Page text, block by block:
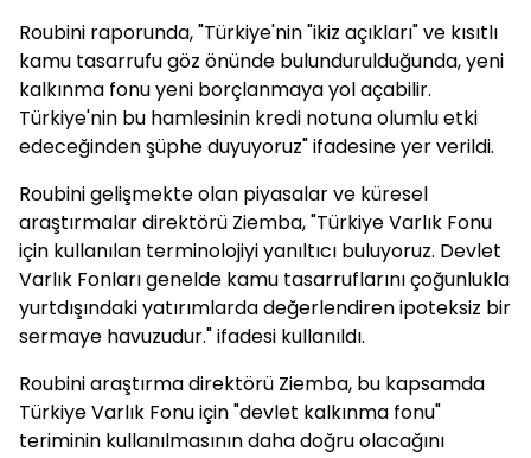
Roubini raporunda, "Türkiye'nin "ikiz açıkları" ve kısıtlı
kamu tasarrufu göz önünde bulundurulduğunda, yeni
kalkınma fonu yeni borçlanmaya yol açabilir.
Türkiye'nin bu hamlesinin kredi notuna olumlu etki
edeceğinden şüphe duyuyoruz" ifadesine yer verildi.
Roubini gelişmekte olan piyasalar ve küresel
araştırmalar direktörü Ziemba, "Türkiye Varlık Fonu
için kullanılan terminolojiyi yanıltıcı buluyoruz. Devlet
Varlık Fonları genelde kamu tasarruflarını çoğunlukla
yurtdışındaki yatırımlarda değerlendiren ipoteksiz bir
sermaye havuzudur." ifadesi kullanıldı.
Roubini araştırma direktörü Ziemba, bu kapsamda
Türkiye Varlık Fonu için "devlet kalkınma fonu"
teriminin kullanılmasının daha doğru olacağını